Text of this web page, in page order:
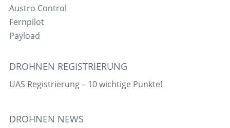
Austro Control
Fernpilot
Payload
DROHNEN REGISTRIERUNG
UAS Registrierung – 10 wichtige Punkte!
DROHNEN NEWS